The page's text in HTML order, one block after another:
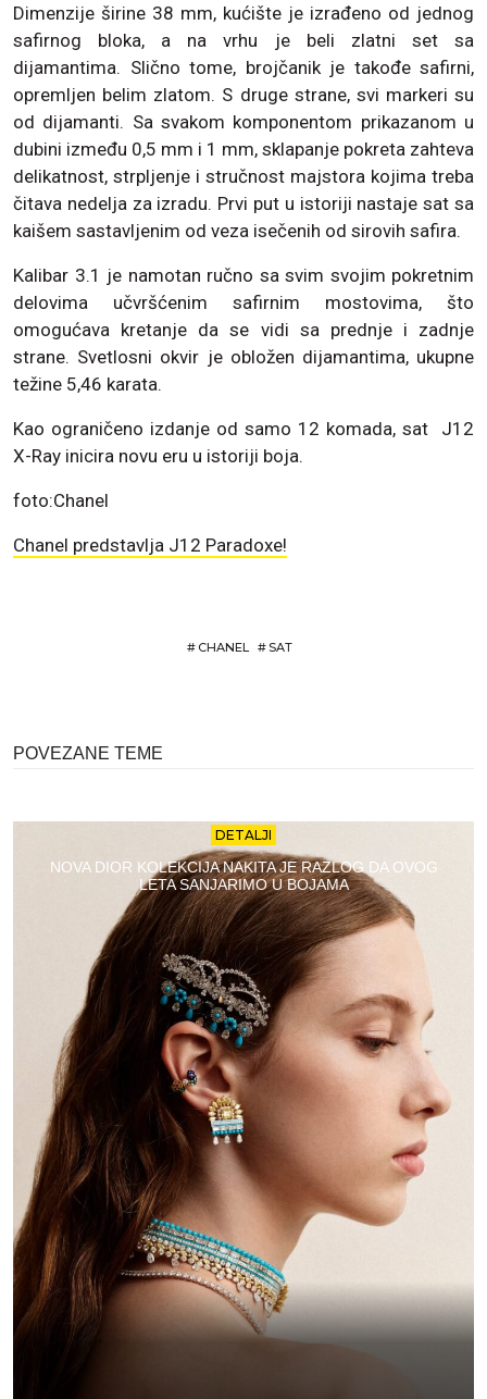
Dimenzije širine 38 mm, kućište je izrađeno od jednog
safirnog bloka, a na vrhu je beli zlatni set sa
dijamantima. Slično tome, brojčanik je takođe safirni,
opremljen belim zlatom. S druge strane, svi markeri su
od dijamanti. Sa svakom komponentom prikazanom u
dubini između 0,5 mm i 1 mm, sklapanje pokreta zahteva
delikatnost, strpljenje i stručnost majstora kojima treba
čitava nedelja za izradu. Prvi put u istoriji nastaje sat sa
kaišem sastavljenim od veza isečenih od sirovih safira.
Kalibar 3.1 je namotan ručno sa svim svojim pokretnim
delovima učvršćenim safirnim mostovima, što
omogućava kretanje da se vidi sa prednje i zadnje
strane. Svetlosni okvir je obložen dijamantima, ukupne
težine 5,46 karata.
Kao ograničeno izdanje od samo 12 komada, sat J12
X-Ray inicira novu eru u istoriji boja.
foto:Chanel
Chanel predstavlja J12 Paradoxe!
# CHANEL # SAT
POVEZANE TEME
DETALJI
NOVA DIOR KOLEKCIJA NAKITA JE RAZLOG DA OVOG
LETA SANJARIMO U BOJAMA